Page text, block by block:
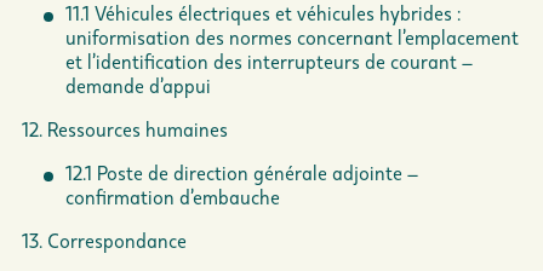
11.1 Véhicules électriques et véhicules hybrides :
uniformisation des normes concernant l’emplacement
et l’identification des interrupteurs de courant –
demande d’appui
12. Ressources humaines
12.1 Poste de direction générale adjointe –
confirmation d’embauche
13. Correspondance